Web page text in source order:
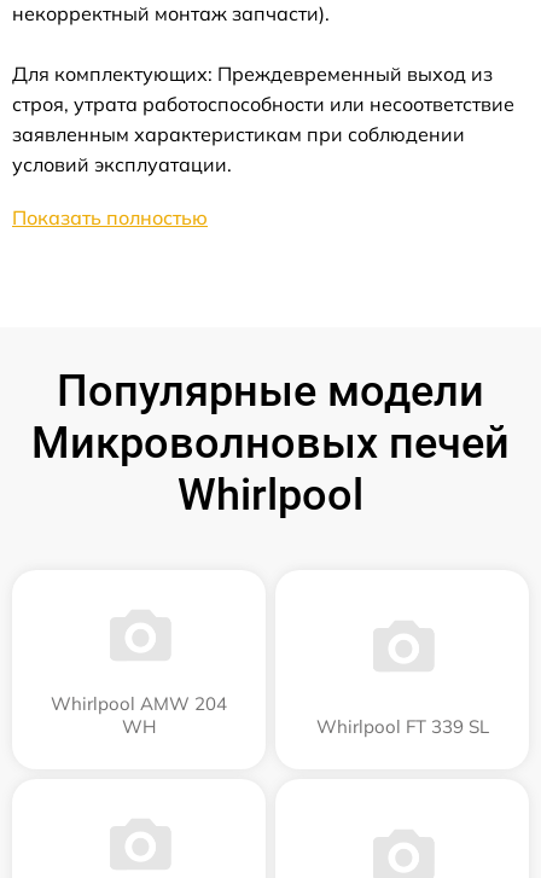
некорректный монтаж запчасти).
Для комплектующих: Преждевременный выход из
строя, утрата работоспособности или несоответствие
заявленным характеристикам при соблюдении
условий эксплуатации.
Показать полностью
Популярные модели
Микроволновых печей
Whirlpool
Whirlpool AMW 204
WH
Whirlpool FT 339 SL